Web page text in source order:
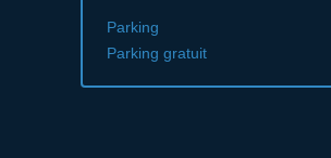
Parking
Parking gratuit